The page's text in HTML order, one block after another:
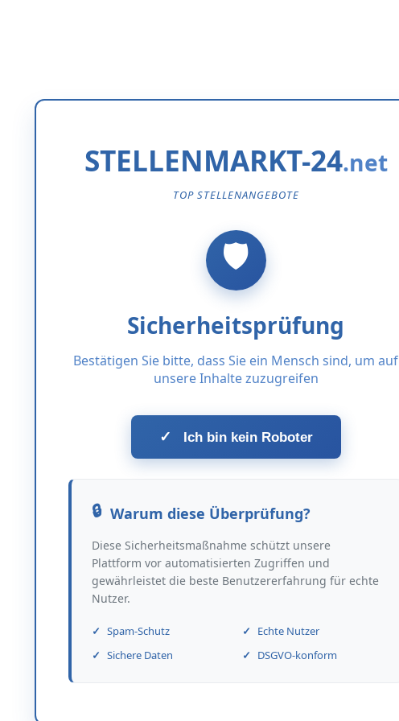
STELLENMARKT-24
TOP STELLENANGEBOTE
Sicherheitsprüfung
Bestätigen Sie bitte, dass Sie ein Mensch sind, um auf
unsere Inhalte zuzugreifen
✓ Ich bin kein Roboter
Warum diese Überprüfung?
Diese Sicherheitsmaßnahme schützt unsere
Plattform vor automatisierten Zugriffen und
gewährleistet die beste Benutzererfahrung für echte
Nutzer.
Spam-Schutz
Echte Nutzer
Sichere Daten
DSGVO-konform